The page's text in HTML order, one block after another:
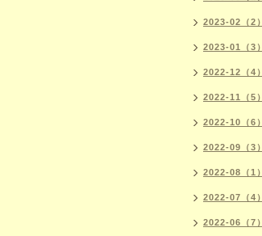
2023-02（2）
2023-01（3）
2022-12（4）
2022-11（5）
2022-10（6）
2022-09（3）
2022-08（1）
2022-07（4）
2022-06（7）